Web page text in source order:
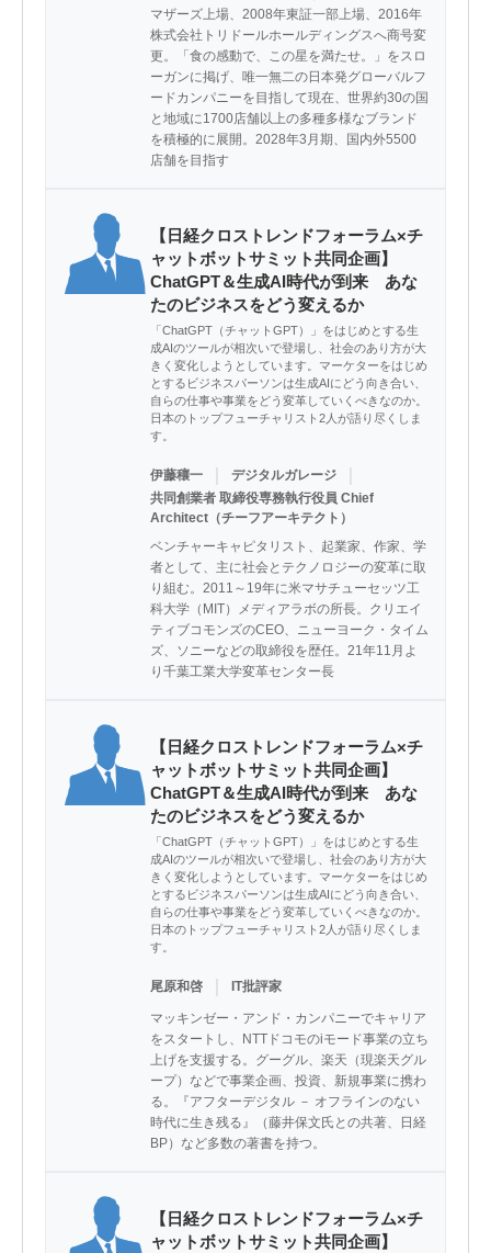
マザーズ上場、2008年東証一部上場、2016年
株式会社トリドールホールディングスへ商号変
更。「食の感動で、この星を満たせ。」をスロ
ーガンに掲げ、唯一無二の日本発グローバルフ
ードカンパニーを目指して現在、世界約30の国
と地域に1700店舗以上の多種多様なブランド
を積極的に展開。2028年3月期、国内外5500
店舗を目指す
【日経クロストレンドフォーラム×チ
ャットボットサミット共同企画】
ChatGPT＆生成AI時代が到来 あな
たのビジネスをどう変えるか
「ChatGPT（チャットGPT）」をはじめとする生
成AIのツールが相次いで登場し、社会のあり方が大
きく変化しようとしています。マーケターをはじめ
とするビジネスパーソンは生成AIにどう向き合い、
自らの仕事や事業をどう変革していくべきなのか。
日本のトップフューチャリスト2人が語り尽くしま
す。
伊藤穰一 デジタルガレージ
共同創業者 取締役専務執行役員 Chief
Architect（チーフアーキテクト）
ベンチャーキャピタリスト、起業家、作家、学
者として、主に社会とテクノロジーの変革に取
り組む。2011～19年に米マサチューセッツ工
科大学（MIT）メディアラボの所長。クリエイ
ティブコモンズのCEO、ニューヨーク・タイム
ズ、ソニーなどの取締役を歴任。21年11月よ
り千葉工業大学変革センター長
【日経クロストレンドフォーラム×チ
ャットボットサミット共同企画】
ChatGPT＆生成AI時代が到来 あな
たのビジネスをどう変えるか
「ChatGPT（チャットGPT）」をはじめとする生
成AIのツールが相次いで登場し、社会のあり方が大
きく変化しようとしています。マーケターをはじめ
とするビジネスパーソンは生成AIにどう向き合い、
自らの仕事や事業をどう変革していくべきなのか。
日本のトップフューチャリスト2人が語り尽くしま
す。
尾原和啓 IT批評家
マッキンゼー・アンド・カンパニーでキャリア
をスタートし、NTTドコモのiモード事業の立ち
上げを支援する。グーグル、楽天（現楽天グル
ープ）などで事業企画、投資、新規事業に携わ
る。『アフターデジタル － オフラインのない
時代に生き残る』（藤井保文氏との共著、日経
BP）など多数の著書を持つ。
【日経クロストレンドフォーラム×チ
ャットボットサミット共同企画】